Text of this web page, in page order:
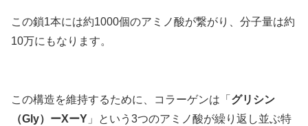
この鎖1本には約1000個のアミノ酸が繋がり、分子量は約
10万にもなります。
この構造を維持するために、コラーゲンは「 グリシン
（Gly）ーXーY 」という3つのアミノ酸が繰り返し並ぶ特